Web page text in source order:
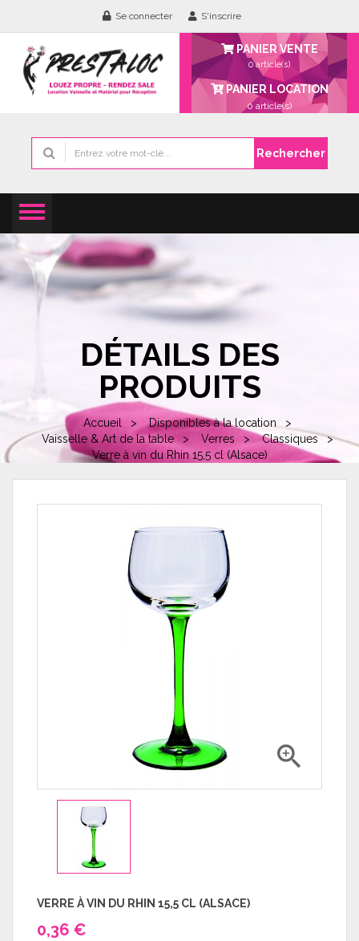
Se connecter S'inscrire
PANIER VENTE
0 article(s)
PANIER LOCATION
0 article(s)
Rechercher
DÉTAILS DES
PRODUITS
Accueil
Disponibles à la location
Vaisselle & Art de la table
Verres
Classiques
Verre à vin du Rhin 15,5 cl (Alsace)

VERRE À VIN DU RHIN 15,5 CL (ALSACE)
0,36 €